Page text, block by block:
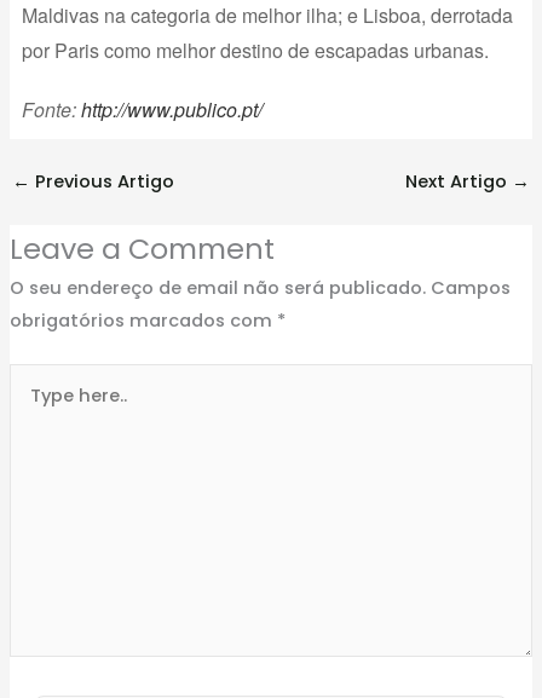
Maldivas na categoria de melhor ilha; e Lisboa, derrotada
por Paris como melhor destino de escapadas urbanas.
Fonte:http://www.publico.pt/
← Previous Artigo Next Artigo →
Leave a Comment
O seu endereço de email não será publicado. Campos
obrigatórios marcados com *
here..